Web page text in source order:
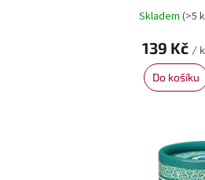
Skladem (>5
139 Kč /
Do košíku